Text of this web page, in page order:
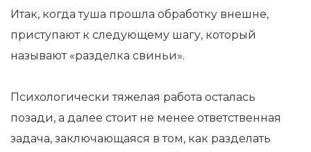
Итак, когда туша прошла обработку внешне,
приступают к следующему шагу, который
называют «разделка свиньи».
Психологически тяжелая работа осталась
позади, а далее стоит не менее ответственная
задача, заключающаяся в том, как разделать